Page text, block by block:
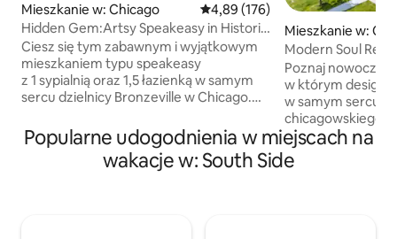
Mieszkanie w: Chicago Średnia ocena: 4,89 na 5, liczba
4,89 (176)
Hidden Gem:Artsy Speakeasy in Historic
Bronzeville
Ciesz się tym zabawnym i wyjątkowym
mieszkaniem typu speakeasy
z 1 sypialnią oraz 1,5 łazienką w samym
sercu dzielnicy Bronzeville w Chicago.
się eklektycznym wystrojem, ręcznie
malowanymi muralami, telewizorem
Smart TV, barem z zlewem, studiem
Mieszkanie w:
Modern Soul
w Bronzeville/
Poznaj
w którym design
w samym sercu
chicagowskiego
Przestronne
i 2 łazienkami
minimalistyczny
Popularne udogodnienia w miejscach na
wakacje w: South Side